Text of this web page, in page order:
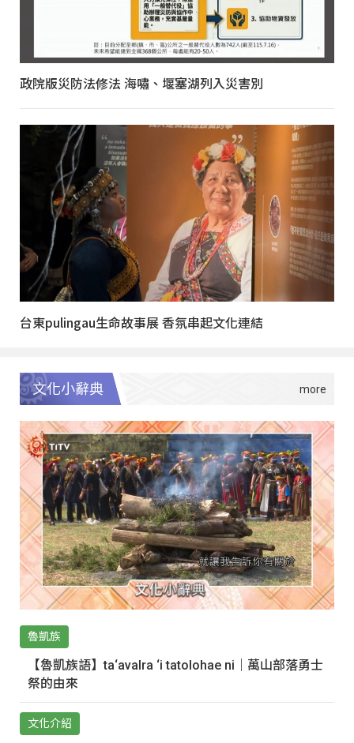
政院版災防法修法 海嘯、堰塞湖列入災害別
台東pulingau生命故事展 香氛串起文化連結
文化小辭典
魯凱族
【魯凱族語】ta‘avalra ‘i tatolohae ni｜萬山部落勇士
祭的由來
文化介紹